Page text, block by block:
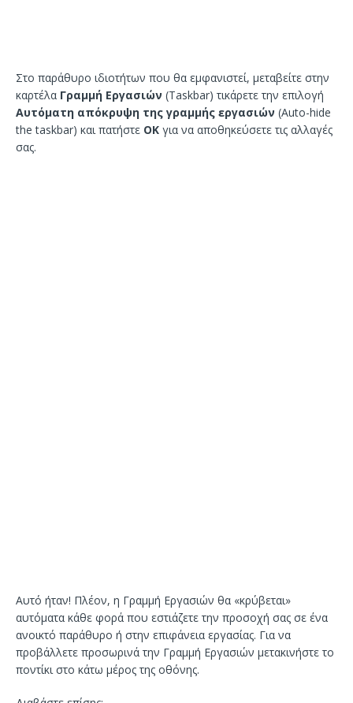
Στο παράθυρο ιδιοτήτων που θα εμφανιστεί, μεταβείτε στην
καρτέλα Γραμμή Εργασιών (Taskbar) τικάρετε την επιλογή
Αυτόματη απόκρυψη της γραμμής εργασιών (Auto-hide
the taskbar) και πατήστε ΟΚ για να αποθηκεύσετε τις αλλαγές
σας.
Αυτό ήταν! Πλέον, η Γραμμή Εργασιών θα «κρύβεται»
αυτόματα κάθε φορά που εστιάζετε την προσοχή σας σε ένα
ανοικτό παράθυρο ή στην επιφάνεια εργασίας. Για να
προβάλλετε προσωρινά την Γραμμή Εργασιών μετακινήστε το
ποντίκι στο κάτω μέρος της οθόνης.